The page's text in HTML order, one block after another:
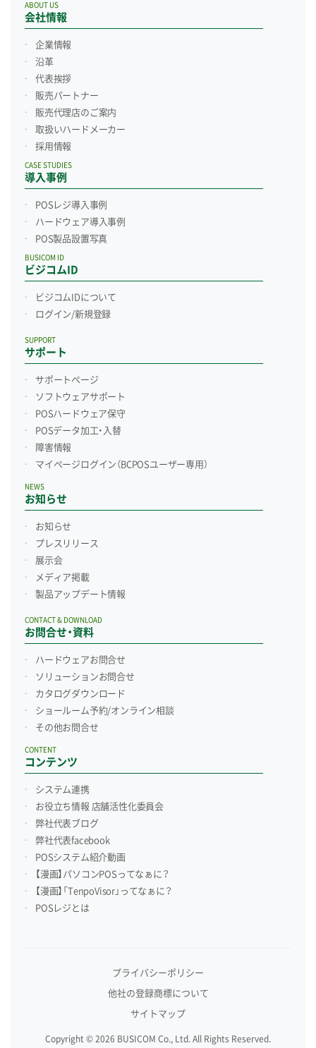
会社情報
ABOUT US
企業情報
沿革
代表挨拶
販売パートナー
販売代理店のご案内
取扱いハードメーカー
採用情報
導入事例
CASE STUDIES
POSレジ導入事例
ハードウェア導入事例
POS製品設置写真
ビジコムID
BUSICOM ID
ビジコムIDについて
ログイン/新規登録
サポート
SUPPORT
サポートページ
ソフトウェアサポート
POSハードウェア保守
POSデータ加工・入替
障害情報
マイページログイン （BCPOSユーザー専用）
お知らせ
NEWS
お知らせ
プレスリリース
展示会
メディア掲載
製品アップデート情報
お問合せ・資料
CONTACT & DOWNLOAD
ハードウェアお問合せ
ソリューションお問合せ
カタログダウンロード
ショールーム予約/オンライン相談
その他お問合せ
コンテンツ
CONTENT
システム連携
お役立ち情報 店舗活性化委員会
弊社代表ブログ
弊社代表facebook
POSシステム紹介動画
【漫画】パソコンPOSってなぁに？
【漫画】「TenpoVisor」ってなぁに？
POSレジとは
プライバシーポリシー
他社の登録商標について
サイトマップ
Copyright © 2026 BUSICOM Co., Ltd. All Rights Reserved.